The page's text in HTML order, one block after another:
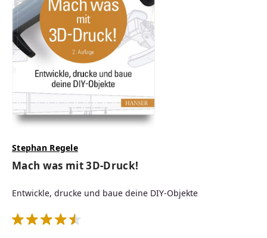
Stephan Regele
Mach was mit 3D-Druck!
Entwickle, drucke und baue deine DIY-Objekte